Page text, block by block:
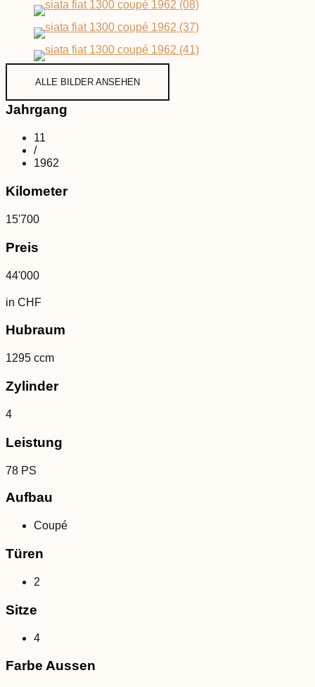
ALLE BILDER ANSEHEN
Jahrgang
11
/
1962
Kilometer
15'700
Preis
44'000
in CHF
Hubraum
1295 ccm
Zylinder
4
Leistung
78 PS
Aufbau
Coupé
Türen
2
Sitze
4
Farbe Aussen